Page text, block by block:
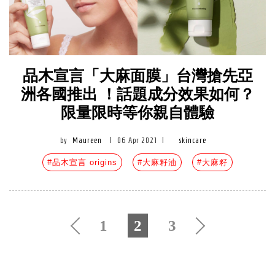
品木宣言「大麻面膜」台灣搶先亞
洲各國推出 ！話題成分效果如何？
限量限時等你親自體驗
by Maureen 06 Apr 2021 skincare
#品木宣言 origins #大麻籽油 #大麻籽
1 2 3